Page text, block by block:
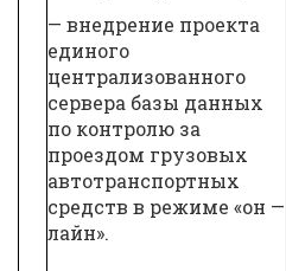
— внедрение проекта
единого
централизованного
сервера базы данных
по контролю за
проездом грузовых
автотранспортных
средств в режиме «он —
лайн».